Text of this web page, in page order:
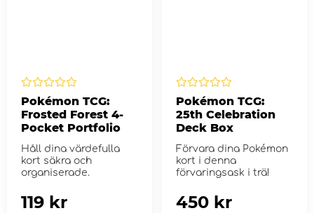
Pokémon TCG:
Frosted Forest 4-
Pocket Portfolio
Håll dina värdefulla
kort säkra och
organiserade.
119 kr
Pokémon TCG:
25th Celebration
Deck Box
Förvara dina Pokémon
kort i denna
förvaringsask i trä!
450 kr